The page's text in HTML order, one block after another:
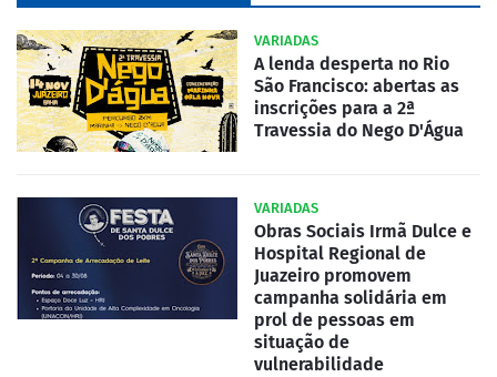
VARIADAS
A lenda desperta no Rio
São Francisco: abertas as
inscrições para a 2ª
Travessia do Nego D'Água
VARIADAS
Obras Sociais Irmã Dulce e
Hospital Regional de
Juazeiro promovem
campanha solidária em
prol de pessoas em
situação de
vulnerabilidade